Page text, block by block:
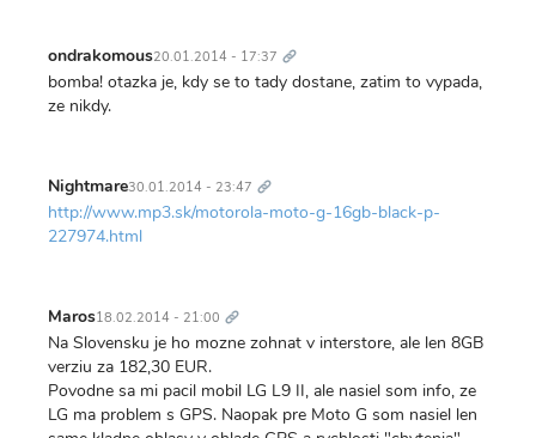
ondrakomous20.01.2014 - 17:37 odkaz
bomba! otazka je, kdy se to tady dostane, zatim to vypada,
ze nikdy.
Nightmare30.01.2014 - 23:47 odkaz
http://www.mp3.sk/motorola-moto-g-16gb-black-p-
227974.html
Maros18.02.2014 - 21:00 odkaz
Na Slovensku je ho mozne zohnat v interstore, ale len 8GB
verziu za 182,30 EUR.
Povodne sa mi pacil mobil LG L9 II, ale nasiel som info, ze
LG ma problem s GPS. Naopak pre Moto G som nasiel len